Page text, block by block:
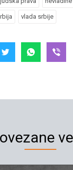
vlada srbije